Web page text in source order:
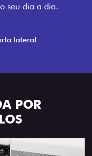
seu dia a dia.
POR